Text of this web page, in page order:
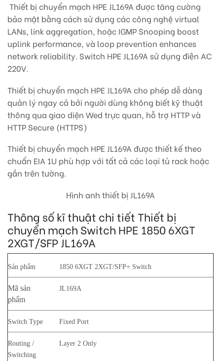
Thiết bị chuyển mạch HPE JL169A được tăng cường
bảo mật bằng cách sử dụng các công nghệ virtual
LANs, link aggregation, hoặc IGMP Snooping boost
uplink performance, và loop prevention enhances
network reliability. Switch HPE JL169A​ sử dụng điện AC
220V.
Thiết bị chuyển mạch HPE JL169A cho phép dễ dàng
quản lý ngay cả bởi người dùng không biết kỹ thuật
thông qua giao diện Wed trực quan, hỗ trợ HTTP và
HTTP Secure (HTTPS)
Thiết bị chuyển mạch HPE JL169A được thiết kế theo
chuẩn EIA 1U phù hợp với tất cả các loại tủ rack hoặc
gắn trên tường.
Hình anh thiết bị JL169A
Thông số kĩ thuật chi tiết Thiết bị
chuyển mạch Switch HPE 1850 6XGT
2XGT/SFP JL169A
Sản phẩm 1850 6XGT 2XGT/SFP+ Switch
Mã sản
phẩm
JL169A
Switch Type Fixed Port
Routing /
Switching
Layer 2 Only